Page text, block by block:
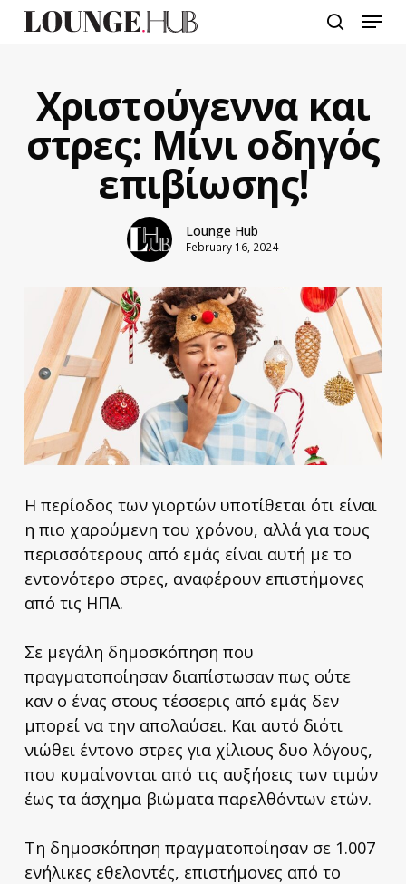
Menu
Χριστούγεννα και
στρες: Μίνι οδηγός
επιβίωσης!
Lounge Hub
February 16, 2024
Η περίοδος των γιορτών υποτίθεται ότι είναι
η πιο χαρούμενη του χρόνου, αλλά για τους
περισσότερους από εμάς είναι αυτή με το
εντονότερο στρες, αναφέρουν επιστήμονες
από τις ΗΠΑ.
Σε μεγάλη δημοσκόπηση που
πραγματοποίησαν διαπίστωσαν πως ούτε
καν ο ένας στους τέσσερις από εμάς δεν
μπορεί να την απολαύσει. Και αυτό διότι
νιώθει έντονο στρες για χίλιους δυο λόγους,
που κυμαίνονται από τις αυξήσεις των τιμών
έως τα άσχημα βιώματα παρελθόντων ετών.
Τη δημοσκόπηση πραγματοποίησαν σε 1.007
ενήλικες εθελοντές, επιστήμονες από το